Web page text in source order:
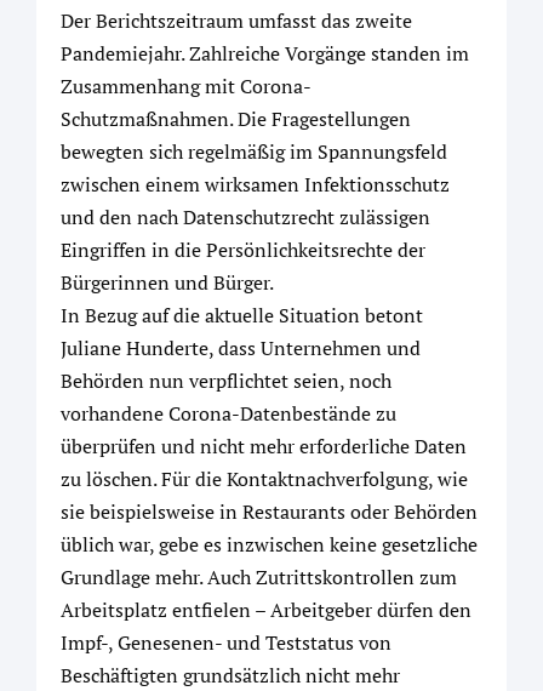
Der Berichtszeitraum umfasst das zweite
Pandemiejahr. Zahlreiche Vorgänge standen im
Zusammenhang mit Corona-
Schutzmaßnahmen. Die Fragestellungen
bewegten sich regelmäßig im Spannungsfeld
zwischen einem wirksamen Infektionsschutz
und den nach Datenschutzrecht zulässigen
Eingriffen in die Persönlichkeitsrechte der
Bürgerinnen und Bürger.
In Bezug auf die aktuelle Situation betont
Juliane Hunderte, dass Unternehmen und
Behörden nun verpflichtet seien, noch
vorhandene Corona-Datenbestände zu
überprüfen und nicht mehr erforderliche Daten
zu löschen. Für die Kontaktnachverfolgung, wie
sie beispielsweise in Restaurants oder Behörden
üblich war, gebe es inzwischen keine gesetzliche
Grundlage mehr. Auch Zutrittskontrollen zum
Arbeitsplatz entfielen – Arbeitgeber dürfen den
Impf-, Genesenen- und Teststatus von
Beschäftigten grundsätzlich nicht mehr